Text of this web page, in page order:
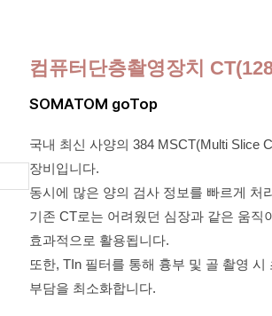
컴퓨터단층촬영장치
SOMATOM goTop
국내 최신 사양의 384 MSCT(Multi Slice
장비입니다.
동시에 많은 양의 검사 정보를 빠르게 처
기존 CT로는 어려웠던 심장과 같은 움직
효과적으로 활용됩니다.
또한, TIn 필터를 통해 흉부 및 골 촬영
부담을 최소화합니다.